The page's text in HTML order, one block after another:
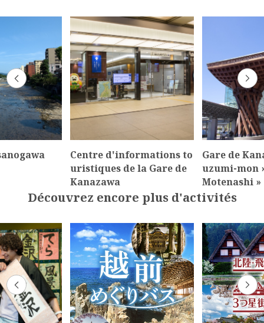
Centre d'informations to
uristiques de la Gare de
Kanazawa
Gare de
uzumi-mon
Motenashi »
Découvrez encore plus d'activités